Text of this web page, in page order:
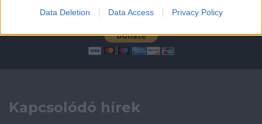
Data Deletion Data Access Privacy Policy
Támogasd adományoddal
a ManUtdFanatics.hu működését!
Kapcsolódó hírek